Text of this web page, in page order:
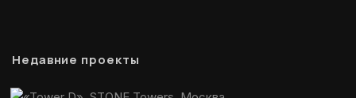
Недавние проекты